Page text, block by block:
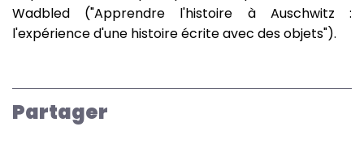
Wadbled ("Apprendre l'histoire à Auschwitz :
l'expérience d'une histoire écrite avec des objets").
Partager